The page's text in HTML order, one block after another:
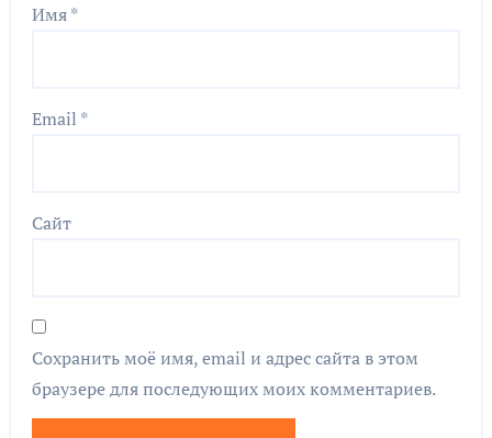
Имя*
Email *
Сайт
Сохранить моё имя, email и адрес сайта в этом
браузере для последующих моих комментариев.